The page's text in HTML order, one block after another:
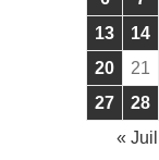
13
14
20
21
27
28
« Juil